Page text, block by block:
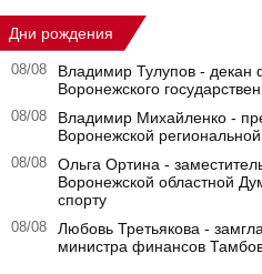
Дни рождения
08/08
Владимир Тулупов - декан
Воронежского
08/08
Владимир Михайленко -
Воронежской
08/08
Ольга Ортина -
Воронежской областной
спорту
08/08
Любовь Третьякова -
министра финансов